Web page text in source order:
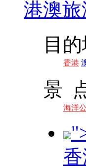
港澳旅
目
香港
景
海洋